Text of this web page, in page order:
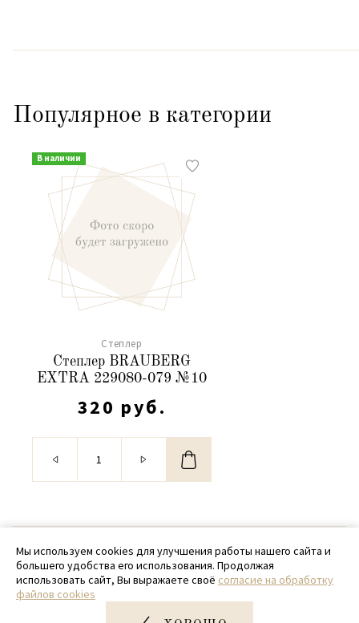
Популярное в категории
В наличии
Степлер
Степлер BRAUBERG
EXTRA 229080-079 №10
320 руб.
© 2020 - 2026 SamPack
+ 7 (918) 699-97-87
zakaz@sampack.store
Мы используем cookies для улучшения работы нашего сайта и
большего удобства его использования. Продолжая
использовать сайт, Вы выражаете своё согласие на обработку
файлов cookies